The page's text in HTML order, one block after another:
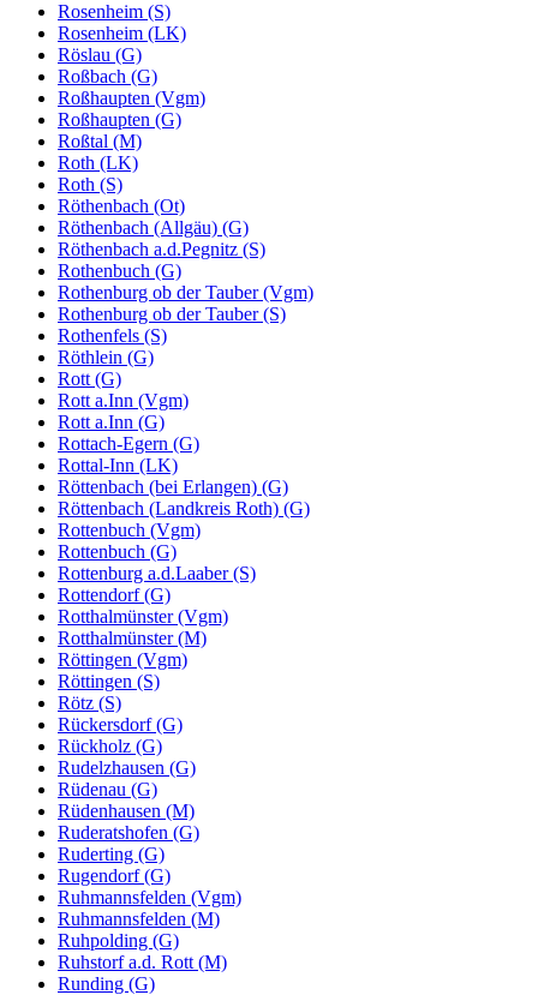
Rosenheim (S)
Rosenheim (LK)
Röslau (G)
Roßbach (G)
Roßhaupten (Vgm)
Roßhaupten (G)
Roßtal (M)
Roth (LK)
Roth (S)
Röthenbach (Ot)
Röthenbach (Allgäu) (G)
Röthenbach a.d.Pegnitz (S)
Rothenbuch (G)
Rothenburg ob der Tauber (Vgm)
Rothenburg ob der Tauber (S)
Rothenfels (S)
Röthlein (G)
Rott (G)
Rott a.Inn (Vgm)
Rott a.Inn (G)
Rottach-Egern (G)
Rottal-Inn (LK)
Röttenbach (bei Erlangen) (G)
Röttenbach (Landkreis Roth) (G)
Rottenbuch (Vgm)
Rottenbuch (G)
Rottenburg a.d.Laaber (S)
Rottendorf (G)
Rotthalmünster (Vgm)
Rotthalmünster (M)
Röttingen (Vgm)
Röttingen (S)
Rötz (S)
Rückersdorf (G)
Rückholz (G)
Rudelzhausen (G)
Rüdenau (G)
Rüdenhausen (M)
Ruderatshofen (G)
Ruderting (G)
Rugendorf (G)
Ruhmannsfelden (Vgm)
Ruhmannsfelden (M)
Ruhpolding (G)
Ruhstorf a.d. Rott (M)
Runding (G)